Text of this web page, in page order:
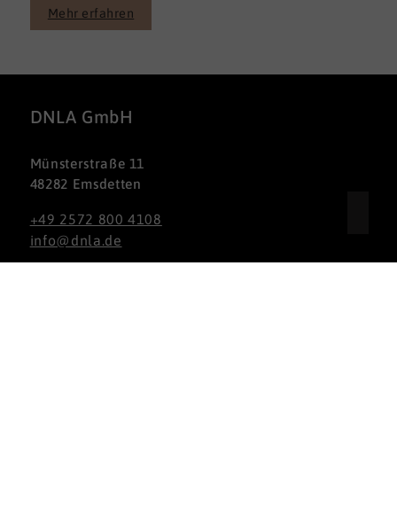
Mehr erfahren
DNLA GmbH
Münsterstraße 11
48282 Emsdetten
+49 2572 800 4108
info@dnla.de